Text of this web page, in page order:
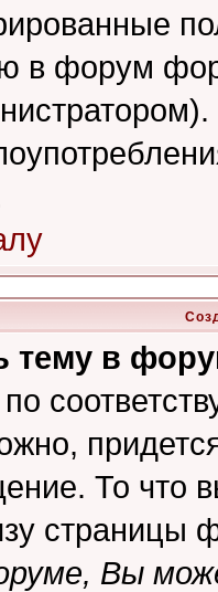
в форум
тему в
То что
страницы
Вы